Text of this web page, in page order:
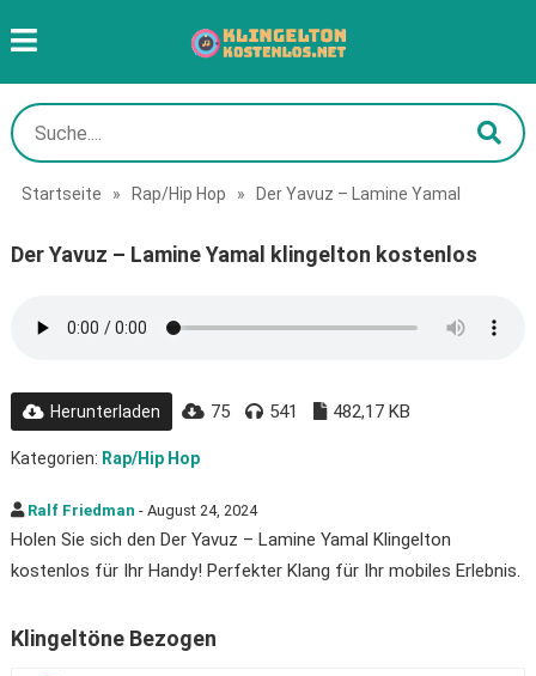
Startseite » Rap/Hip Hop » Der Yavuz – Lamine Yamal
Der Yavuz – Lamine Yamal klingelton kostenlos
Herunterladen 75 541 482,17 KB
Kategorien: Rap/Hip Hop
Ralf Friedman - August 24, 2024
Holen Sie sich den Der Yavuz – Lamine Yamal Klingelton
kostenlos für Ihr Handy! Perfekter Klang für Ihr mobiles Erlebnis.
Klingeltöne Bezogen